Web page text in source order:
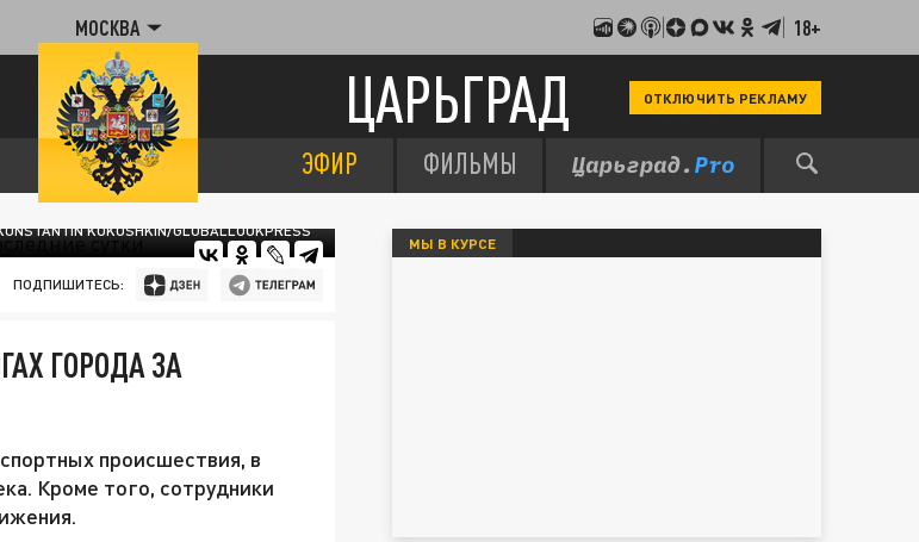
МОСКВА 18+
ЦАРЬГРАД ОТКЛЮЧИТЬ РЕКЛАМУ
ЭФИР ФИЛЬМЫ
KOKOSHKIN/GLOBALLOOKPRESS
ПОДПИШИТЕСЬ:
ГОРОДА ЗА
происшествия, в
Кроме того, сотрудники
МЫ В КУРСЕ